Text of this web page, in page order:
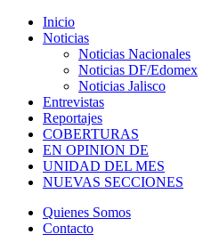
Inicio
Noticias
Noticias Nacionales
Noticias DF/Edomex
Noticias Jalisco
Entrevistas
Reportajes
COBERTURAS
EN OPINION DE
UNIDAD DEL MES
NUEVAS SECCIONES
Quienes Somos
Contacto